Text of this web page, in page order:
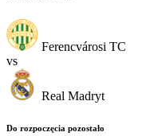
Ferencvárosi TC
vs
Real Madryt
Do rozpoczęcia pozostało